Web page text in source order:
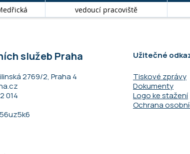
vedoucí pracoviště
služeb Praha
2769/2, Praha 4​
014
56uz5k6
Užitečné
Tiskové zprávy
Dokumenty
Logo ke stažení
Ochrana